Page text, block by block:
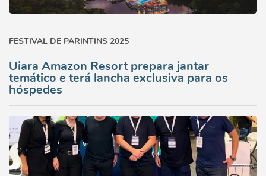
FESTIVAL DE PARINTINS 2025
Uiara Amazon Resort prepara jantar
temático e terá lancha exclusiva para os
hóspedes